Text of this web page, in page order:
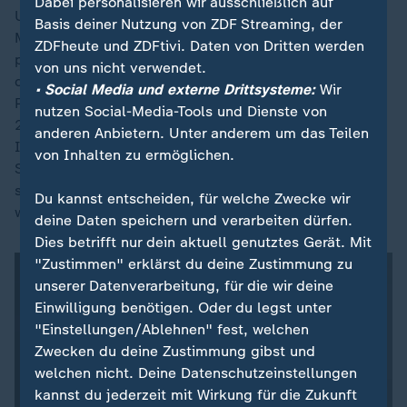
Und es blieb nicht nur bei einem Aufreger: KI-
Moderatorin "Emi" führte ein Gespräch mit der
polnischen Dichterin Wisława Szymborska zur
diesjährigen Literaturnobelpreisverleihung. Das
Problem jedoch: Szymborska verstarb bereits im Jahr
2012. Das Interview, das mithilfe Künstlicher
Intelligenz erstellt wurde, klang ungewöhnlich intim.
Sätze wie "Oh, liebe Emilia, ich freue mich, mit dir zu
sprechen" oder sogar hin und wieder ein Lachen
wurden in der "Stimme" der Dichterin wiedergegeben.
Basis deiner Nutzung von ZDF Streaming, der
ZDFheute und ZDFtivi. Daten von Dritten werden
von uns nicht verwendet.
• Social Media und externe Drittsysteme:Wir
nutzen Social-Media-Tools und Dienste von
anderen Anbietern. Unter anderem um das Teilen
von Inhalten zu ermöglichen.
Du kannst entscheiden, für welche Zwecke wir
deine Daten speichern und verarbeiten dürfen.
Dies betrifft nur dein aktuell genutztes Gerät. Mit
"Zustimmen" erklärst du deine Zustimmung zu
unserer Datenverarbeitung, für die wir deine
Einwilligung benötigen. Oder du legst unter
"Einstellungen/Ablehnen" fest, welchen
Zwecken du deine Zustimmung gibst und
welchen nicht. Deine Datenschutzeinstellungen
kannst du jederzeit mit Wirkung für die Zukunft